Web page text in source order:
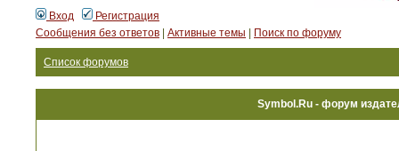
Вход
Регистрация
Сообщения без ответов
Активные темы Поиск по форуму
Список форумов
Symbol.Ru - форум